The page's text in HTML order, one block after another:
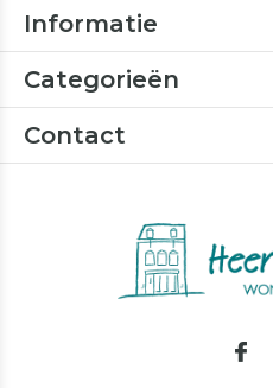
Informatie
Categorieën
Contact